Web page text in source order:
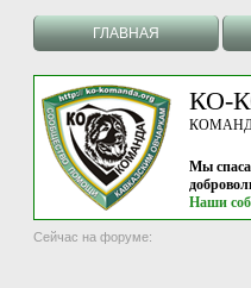
ГЛАВНАЯ
КО-
Мы
Наши
Сейчас на форуме: